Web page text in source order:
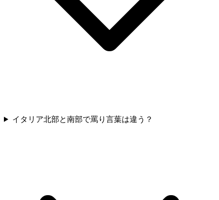
イタリア北部と南部で罵り言葉は違う？